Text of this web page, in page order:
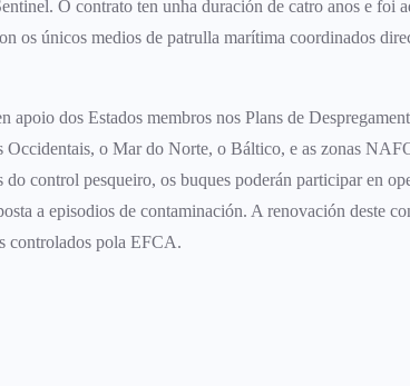
O contrato ten unha duración de catro anos e foi
os únicos medios de patrulla marítima coordinados
apoio dos Estados membros nos Plans de
Occidentais, o Mar do Norte, o Báltico, e as zonas
control pesqueiro, os buques poderán participar en
a episodios de contaminación. A renovación deste
controlados pola EFCA.